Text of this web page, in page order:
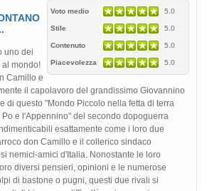
Voto medio 5.0
Stile 5.0
Contenuto 5.0
Piacevolezza 5.0
uno dei
mondo!
Camillo e
il capolavoro del grandissimo Giovannino
di questo "Mondo Piccolo nella fetta di terra
e l'Appennino" del secondo dopoguerra
esattamente come i loro due
don Camillo e il collerico sindaco
nemici-amici d'Italia. Nonostante le loro
diversi pensieri, opinioni e le numerose
di bastone o pugni, questi due rivali si